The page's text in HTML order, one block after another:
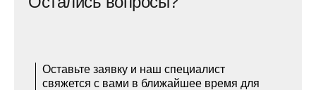
Оставьте заявку и наш специалист
свяжется с вами в ближайшее время для